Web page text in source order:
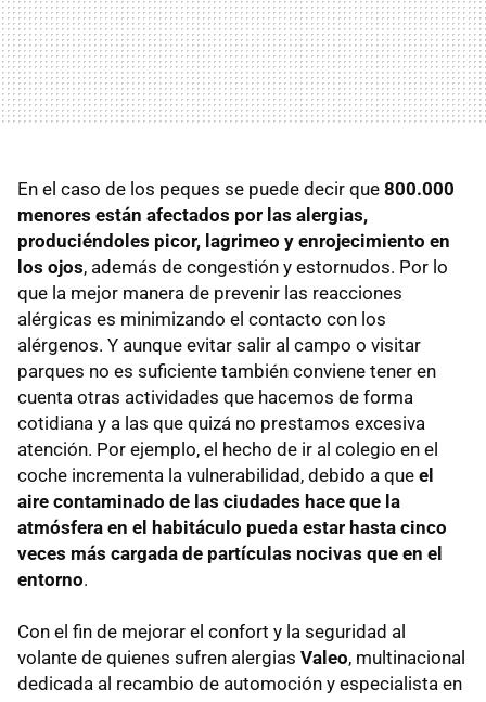
En el caso de los peques se puede decir que 800.000
menores están afectados por las alergias,
produciéndoles picor, lagrimeo y enrojecimiento en
los ojos, además de congestión y estornudos. Por lo
que la mejor manera de prevenir las reacciones
alérgicas es minimizando el contacto con los
alérgenos. Y aunque evitar salir al campo o visitar
parques no es suficiente también conviene tener en
cuenta otras actividades que hacemos de forma
cotidiana y a las que quizá no prestamos excesiva
atención. Por ejemplo, el hecho de ir al colegio en el
coche incrementa la vulnerabilidad, debido a que el
aire contaminado de las ciudades hace que la
atmósfera en el habitáculo pueda estar hasta cinco
veces más cargada de partículas nocivas que en el
entorno.
Con el fin de mejorar el confort y la seguridad al
volante de quienes sufren alergias Valeo, multinacional
dedicada al recambio de automoción y especialista en